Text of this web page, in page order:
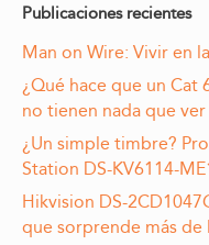
Publicaciones recientes
Man on Wire: Vivir en
¿Qué hace que un Cat
no tienen nada que
¿Un simple timbre?
Station DS-KV6114-
Hikvision DS-
que sorprende más de